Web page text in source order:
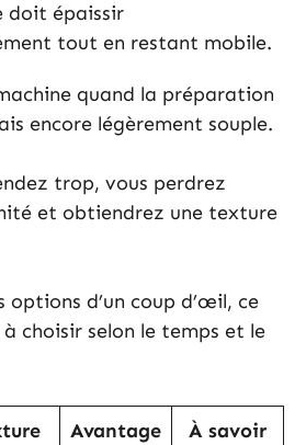
doit épaissir
tout en restant mobile.
quand la préparation
encore légèrement souple.
trop, vous perdrez
et obtiendrez une texture
options d’un coup d’œil, ce
choisir selon le temps et le
Avantage À savoir